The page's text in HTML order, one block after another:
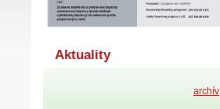
Aktuality
archív